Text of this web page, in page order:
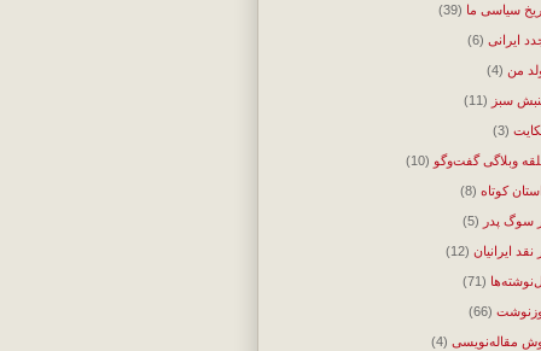
سیاسی ما (39)
ایرانی (6)
من (4)
سبز (11)
(3)
وبلاگی گفت‌وگو (10)
کوتاه (8)
سوگ پدر (5)
نقد ایرانیان (12)
(71)
(66)
مقاله‌نویسی (4)